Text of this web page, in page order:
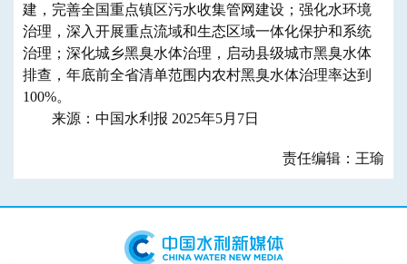
建，完善全国重点镇区污水收集管网建设；强化水环境
治理，深入开展重点流域和生态区域一体化保护和系统
治理；深化城乡黑臭水体治理，启动县级城市黑臭水体
排查，年底前全省清单范围内农村黑臭水体治理率达到
100%。
来源：中国水利报 2025年5月7日
责任编辑：王瑜